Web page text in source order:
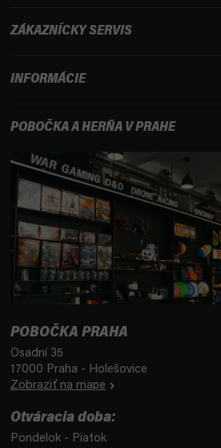
ZÁKAZNÍCKY SERVIS
INFORMÁCIE
POBOČKA A HERŇA V PRAHE
POBOČKA PRAHA
Osadní 35
17000 Praha - Holešovice
Zobraziť na mape
Otváracia doba:
Pondelok - Piatok